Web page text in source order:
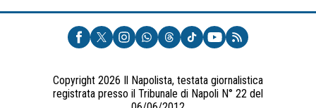
UNA
NUOVA
SCHEDA)
Copyright 2026 Il Napolista, testata giornalistica
registrata presso il Tribunale di Napoli N° 22 del